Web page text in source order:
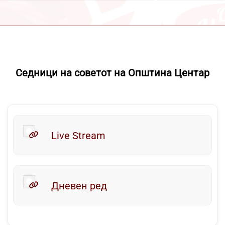
Седници на советот
Седници на советот на Општина Центар
Live Stream
Дневен ред